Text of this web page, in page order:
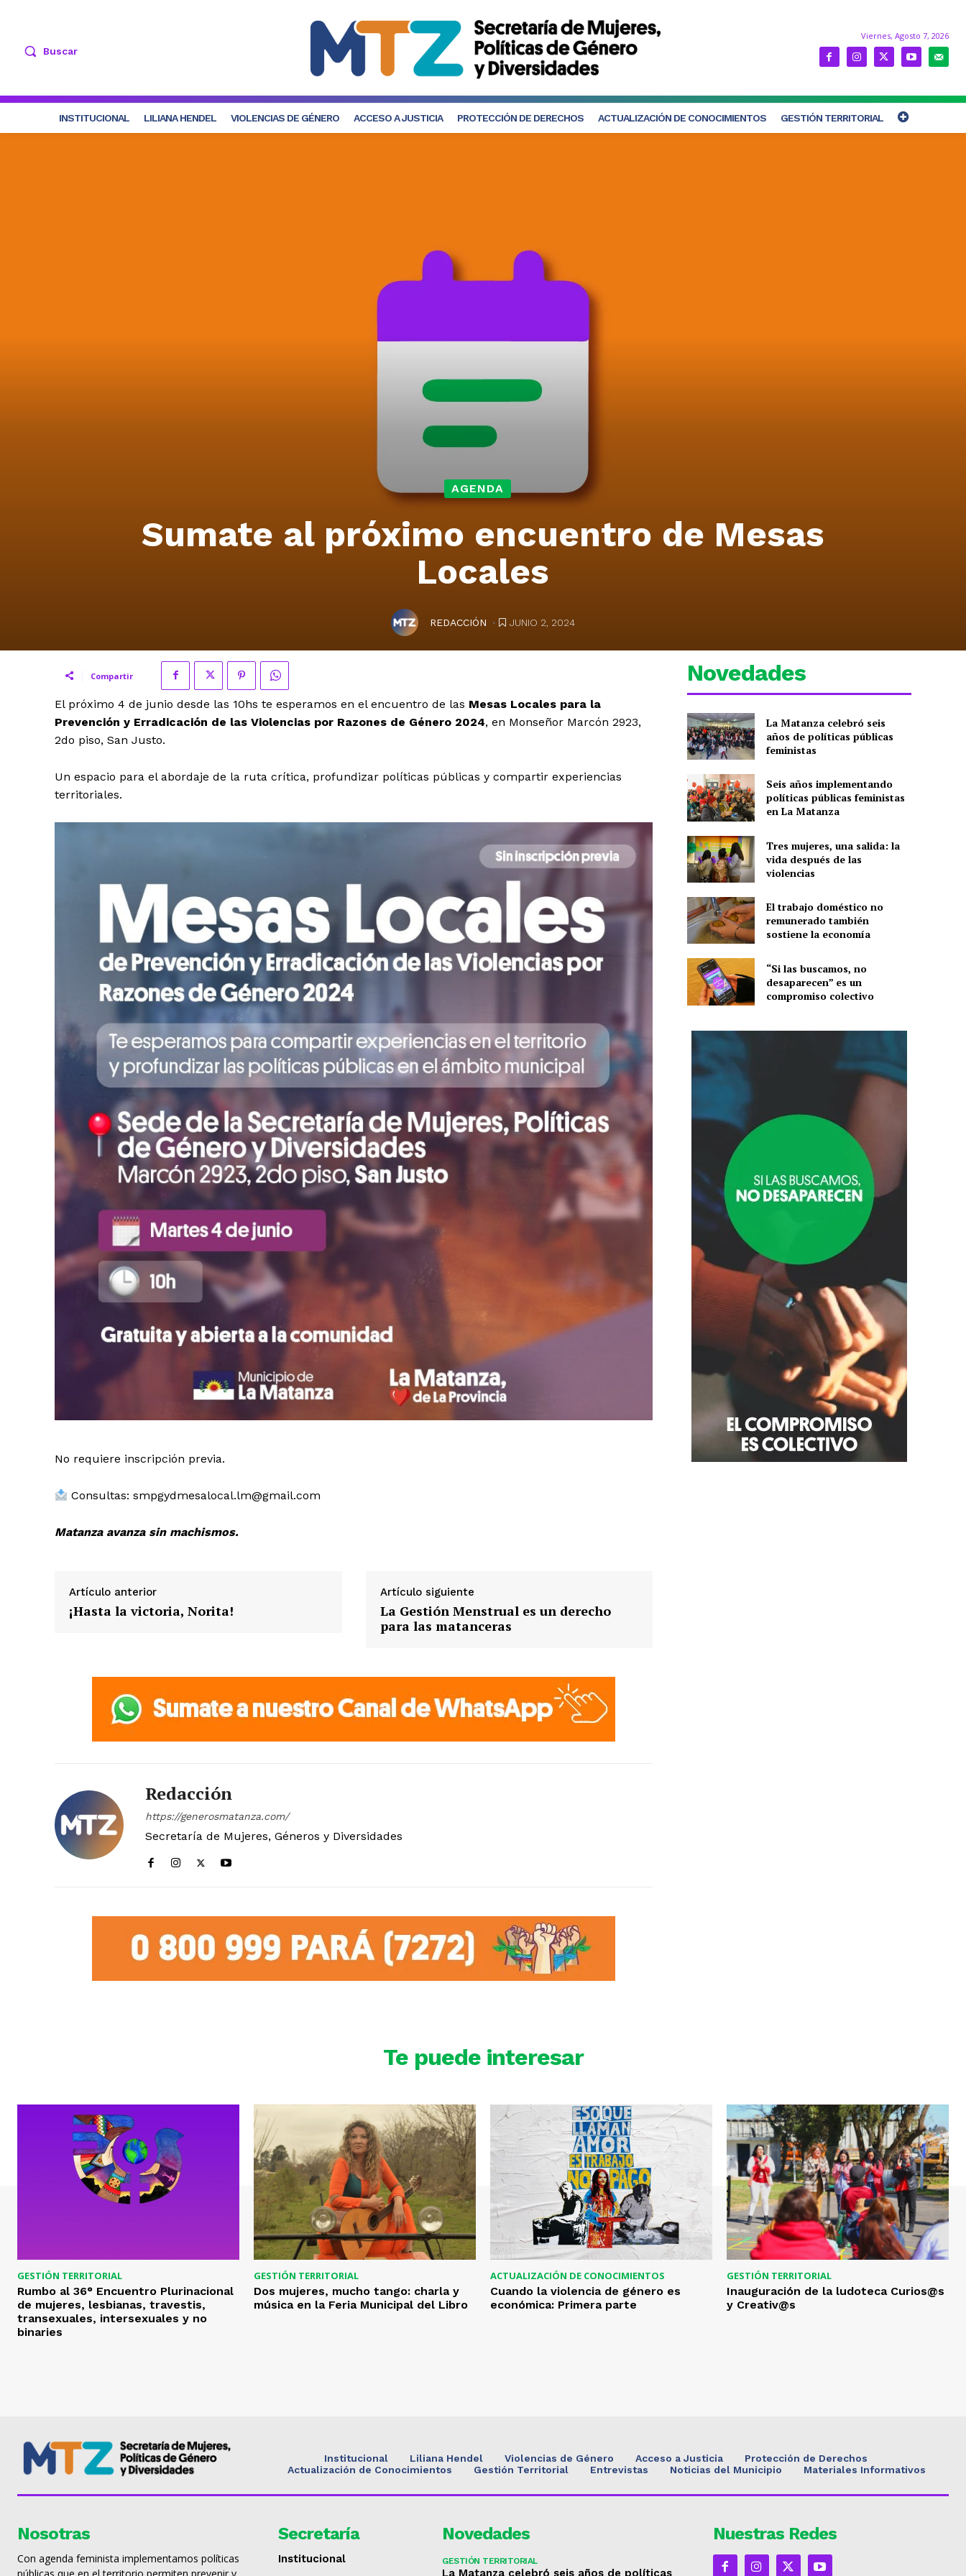
Buscar
Viernes, Agosto 7, 2026
INSTITUCIONAL LILIANA HENDEL VIOLENCIAS DE GÉNERO ACCESO A JUSTICIA PROTECCIÓN DE DERECHOS ACTUALIZACIÓN DE CONOCIMIENTOS GESTIÓN TERRITORIAL
AGENDA
Sumate al próximo encuentro de Mesas
Locales
REDACCIÓN . JUNIO 2, 2024
Compartir
El próximo 4 de junio desde las 10hs te esperamos en el encuentro de las Mesas Locales para la
Prevención y Erradicación de las Violencias por Razones de Género 2024, en Monseñor Marcón 2923,
2do piso, San Justo.
Un espacio para el abordaje de la ruta crítica, profundizar políticas públicas y compartir experiencias
territoriales.
No requiere inscripción previa.
Consultas:smpgydmesalocal.lm@gmail.com
Matanza avanza sin machismos.
Artículo anterior
¡Hasta la victoria, Norita!
Artículo siguiente
La Gestión Menstrual es un derecho
para las matanceras
Redacción
https://generosmatanza.com/
Secretaría de Mujeres, Géneros y Diversidades
Novedades
La Matanza celebró seis
años de políticas públicas
feministas
Seis años implementando
políticas públicas feministas
en La Matanza
Tres mujeres, una salida: la
vida después de las
violencias
El trabajo doméstico no
remunerado también
sostiene la economía
“Si las buscamos, no
desaparecen” es un
compromiso colectivo
Te puede interesar
GESTIÓN TERRITORIAL
Rumbo al 36° Encuentro Plurinacional
de mujeres, lesbianas, travestis,
transexuales, intersexuales y no
binaries
GESTIÓN TERRITORIAL
Dos mujeres, mucho tango: charla y
música en la Feria Municipal del Libro
ACTUALIZACIÓN DE CONOCIMIENTOS
Cuando la violencia de género es
económica: Primera parte
GESTIÓN TERRITORIAL
Inauguración de la ludoteca Curios@s
y Creativ@s
Institucional Liliana Hendel Violencias de Género Acceso a Justicia
Protección de Derechos
Actualización de Conocimientos
Gestión Territorial Entrevistas Noticias del Municipio Materiales Informativos
Nosotras
Con agenda feminista implementamos políticas
Secretaría
Institucional
Novedades
GESTIÓN TERRITORIAL
La Matanza celebró seis años de políticas
Nuestras Redes